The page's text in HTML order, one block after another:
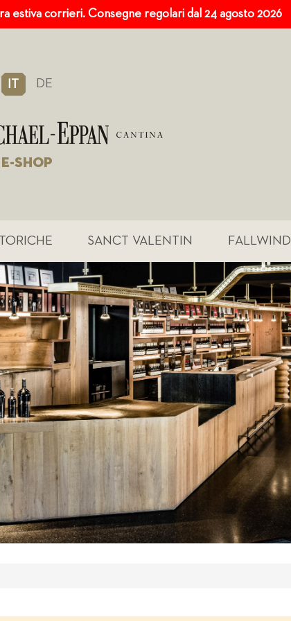
estiva corrieri. Consegne regolari dal 24 agosto 2026
IT DE
E-SHOP
SANCT VALENTIN FALLWIND